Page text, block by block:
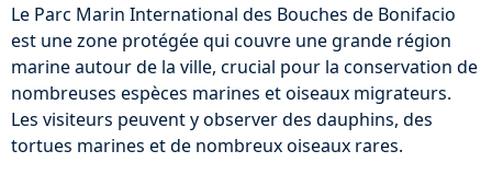
Le Parc Marin International des Bouches de Bonifacio
est une zone protégée qui couvre une grande région
marine autour de la ville, crucial pour la conservation de
nombreuses espèces marines et oiseaux migrateurs.
Les visiteurs peuvent y observer des dauphins, des
tortues marines et de nombreux oiseaux rares.